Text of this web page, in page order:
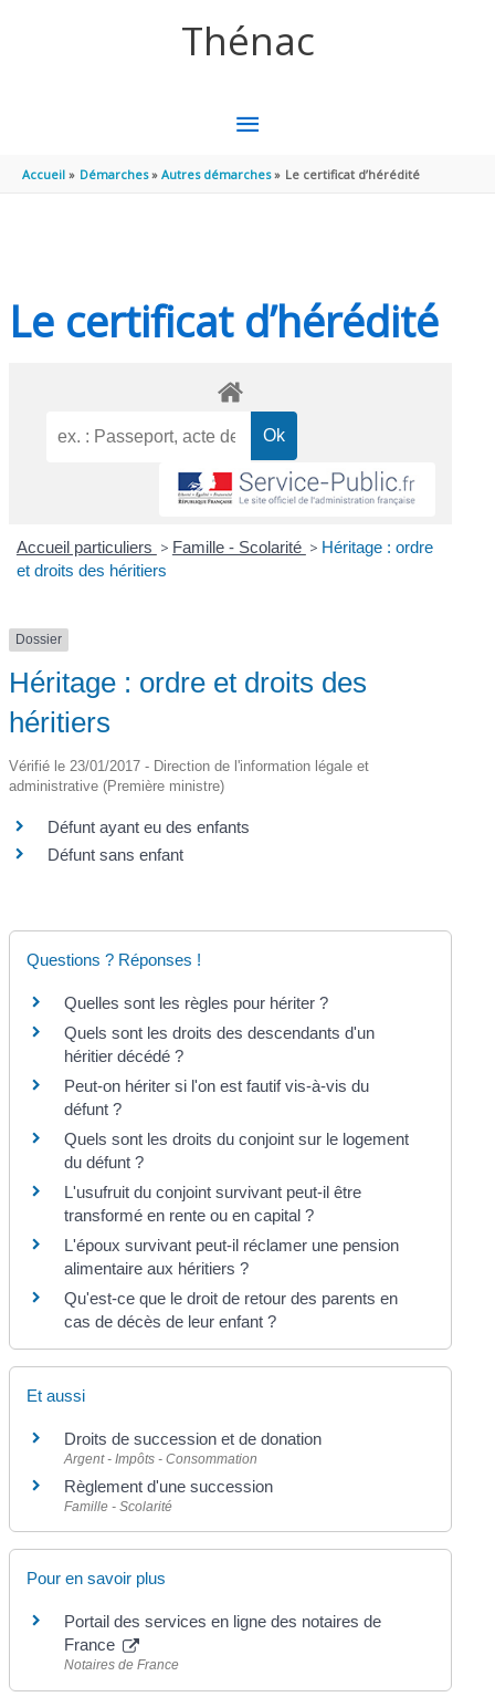
Thénac
MENU
PRINCIPAL
Accueil Démarches Autres démarches Le certificat d’hérédité
Le certificat d’hérédité
Accueil particuliers > Famille - Scolarité > Héritage : ordre
et droits des héritiers
Dossier
Héritage : ordre et droits des
héritiers
Vérifié le 23/01/2017 - Direction de l'information légale et
administrative (Première ministre)
Défunt ayant eu des enfants
Défunt sans enfant
Questions ? Réponses !
Quelles sont les règles pour hériter ?
Quels sont les droits des descendants d'un
héritier décédé ?
Peut-on hériter si l'on est fautif vis-à-vis du
défunt ?
Quels sont les droits du conjoint sur le logement
du défunt ?
L'usufruit du conjoint survivant peut-il être
transformé en rente ou en capital ?
L'époux survivant peut-il réclamer une pension
alimentaire aux héritiers ?
Qu'est-ce que le droit de retour des parents en
cas de décès de leur enfant ?
Et aussi
Droits de succession et de donation
Argent - Impôts - Consommation
Règlement d'une succession
Famille - Scolarité
Pour en savoir plus
Portail des services en ligne des notaires de
France
Notaires de France